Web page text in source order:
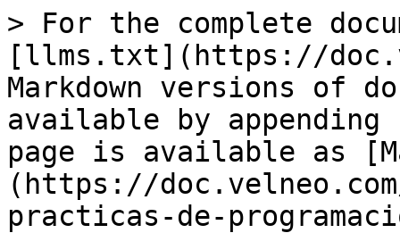
> For the complete
[llms.txt](https://
Markdown versions of
available by
page is available as
(https://
practicas-de-